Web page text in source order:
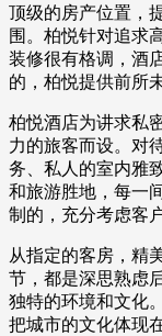
顶级的房产位置，
围。柏悦针对追求
装修很有格调，酒
的，柏悦提供前所
柏悦酒店为讲求私
力的旅客而设。对
务、私人的室内雅
和旅游胜地，每一
制的，充分考虑客
从指定的客房，精
节，都是深思熟虑
独特的环境和文化
把城市的文化体现